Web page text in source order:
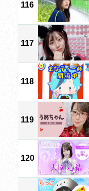
116
117
118
119
120